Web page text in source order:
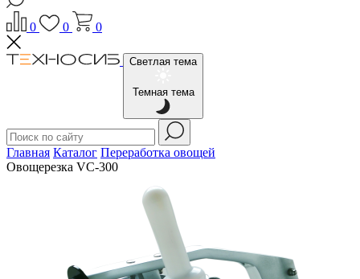
0 0 0
Светлая тема
Темная тема
Главная Каталог Переработка овощей
Овощерезка VC-300